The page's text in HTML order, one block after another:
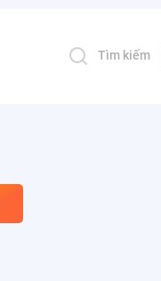
Tìm kiếm